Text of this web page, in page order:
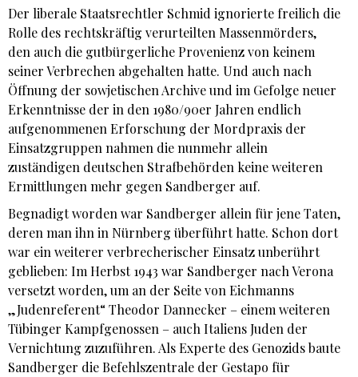
Der liberale Staatsrechtler Schmid ignorierte freilich die
Rolle des rechtskräftig verurteilten Massenmörders,
den auch die gutbürgerliche Provenienz von keinem
seiner Verbrechen abgehalten hatte. Und auch nach
Öffnung der sowjetischen Archive und im Gefolge neuer
Erkenntnisse der in den 1980/90er Jahren endlich
aufgenommenen Erforschung der Mordpraxis der
Einsatzgruppen nahmen die nunmehr allein
zuständigen deutschen Strafbehörden keine weiteren
Ermittlungen mehr gegen Sandberger auf.
Begnadigt worden war Sandberger allein für jene Taten,
deren man ihn in Nürnberg überführt hatte. Schon dort
war ein weiterer verbrecherischer Einsatz unberührt
geblieben: Im Herbst 1943 war Sandberger nach Verona
versetzt worden, um an der Seite von Eichmanns
„Judenreferent“ Theodor Dannecker – einem weiteren
Tübinger Kampfgenossen – auch Italiens Juden der
Vernichtung zuzuführen. Als Experte des Genozids baute
Sandberger die Befehlszentrale der Gestapo für